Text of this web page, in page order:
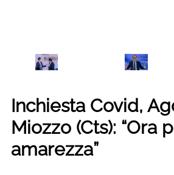
Inchiesta Covid,
Miozzo (Cts): “Ora
amarezza”